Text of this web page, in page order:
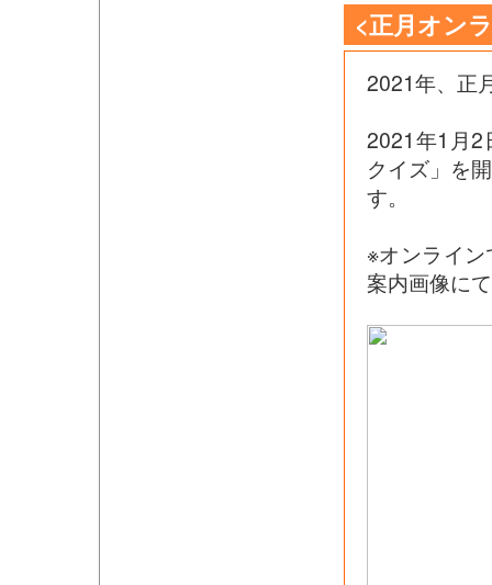
<正月オン
2021年、正
2021年1月2
クイズ」を
す。
※オンライ
案内画像に